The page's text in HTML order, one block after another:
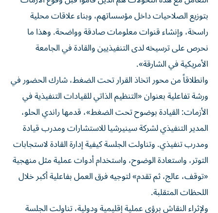
بتوزيع الصلاحيات داخل مؤسساتهم، وبناء علاقات محلية
راسخة، وإنشاء قنوات معلومات صادقة وواضحة. وهذا ما
نحرص على ترسيخه لدى التنفيذيين والقادة في الجامعة
الأمريكية في الشارقة».
وانطلاقاً من محور اتخاذ القرار تحت الضغط، شارك الحضور في
ورشة تفاعلية بعنوان «التنظيم الذاتي للقيادات التنفيذية في
الأزمات: القيادة بوضوح تحت الضغط»، قدمها راندي الحلو،
المدير التنفيذي لشركة سينيرشيا للاستشارات ومدرب قيادة
ومدرب تنفيذي. وتناولت الجلسة كيفية إدارة القادة لاستجابات
التوتر، واستعادة الوضوح، واستخدام أدوات عملية مثل منهجية
«توقف، عالج، ثم تقدم» لتوجيه فرق العمل بفاعلية أكبر خلال
اللحظات المتقلبة.
ولإثراء النقاش برؤى عملية إقليمية ودولية، تناولت الجلسة